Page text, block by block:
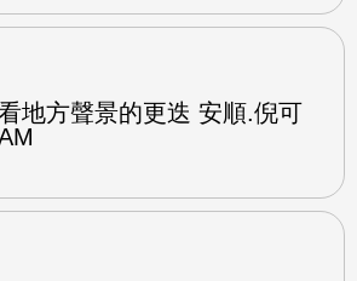
地方聲景的更迭 安順.倪可